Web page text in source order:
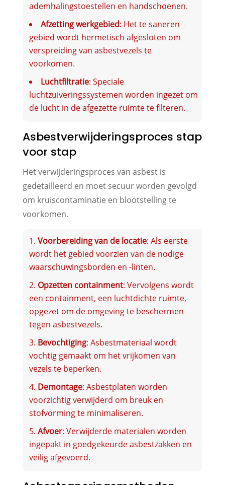
ademhalingstoestellen en handschoenen.
Afzetting werkgebied: Het te saneren
gebied wordt hermetisch afgesloten om
verspreiding van asbestvezels te
voorkomen.
Luchtfiltratie: Speciale
luchtzuiveringssystemen worden ingezet om
de lucht in de afgezette ruimte te filteren.
Asbestverwijderingsproces stap
voor stap
Het verwijderingsproces van asbest is
gedetailleerd en moet secuur worden gevolgd
om kruiscontaminatie en blootstelling te
voorkomen.
Voorbereiding van de locatie: Als eerste
wordt het gebied voorzien van de nodige
waarschuwingsborden en -linten.
Opzetten containment: Vervolgens wordt
een containment, een luchtdichte ruimte,
opgezet om de omgeving te beschermen
tegen asbestvezels.
Bevochtiging: Asbestmateriaal wordt
vochtig gemaakt om het vrijkomen van
vezels te beperken.
Demontage: Asbestplaten worden
voorzichtig verwijderd om breuk en
stofvorming te minimaliseren.
Afvoer: Verwijderde materialen worden
ingepakt in goedgekeurde asbestzakken en
veilig afgevoerd.